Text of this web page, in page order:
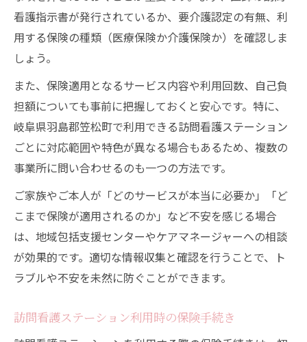
看護指示書が発行されているか、要介護認定の有無、利
用する保険の種類（医療保険か介護保険か）を確認しま
しょう。
また、保険適用となるサービス内容や利用回数、自己負
担額についても事前に把握しておくと安心です。特に、
岐阜県羽島郡笠松町で利用できる訪問看護ステーション
ごとに対応範囲や特色が異なる場合もあるため、複数の
事業所に問い合わせるのも一つの方法です。
ご家族やご本人が「どのサービスが本当に必要か」「ど
こまで保険が適用されるのか」など不安を感じる場合
は、地域包括支援センターやケアマネージャーへの相談
が効果的です。適切な情報収集と確認を行うことで、ト
ラブルや不安を未然に防ぐことができます。
訪問看護ステーション利用時の保険手続き